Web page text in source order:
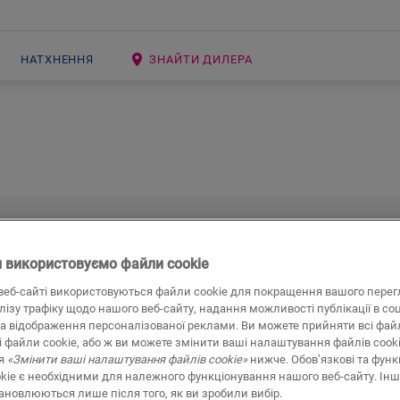
НАТХНЕННЯ ЗНАЙТИ ДИЛЕРА
Є питання?
з радістю вам
ваших потреб, спеціальна команда спеціалістів
вам. У разі виникнення будь-яких питань щодо
продукції у вашій країні найкраще
найближчого дилера Quick-Step
файли cookie
сайті використовуються файли cookie для покращення вашого
трафіку щодо нашого веб-сайту, надання можливості публікації в
відображення персоналізованої реклами. Ви можете прийняти всі
файли cookie, або ж ви можете змінити ваші налаштування файлів
«Змінити ваші налаштування файлів cookie»нижче. Обов’язкові та
є необхідними для належного функціонування нашого веб-сайту.
лише після того, як ви зробили вибір.